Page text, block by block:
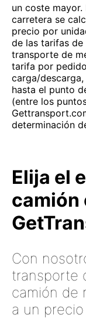
un coste
carretera se
precio por
de las tarifas
transporte de
tarifa por
carga/
hasta el punto
(entre los
determinación
Elija el
camión
Con
transporte
camión de
a un precio